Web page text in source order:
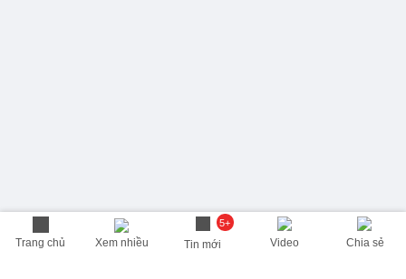
Trang chủ Xem nhiều
5+
Tin mới Video Chia sẻ